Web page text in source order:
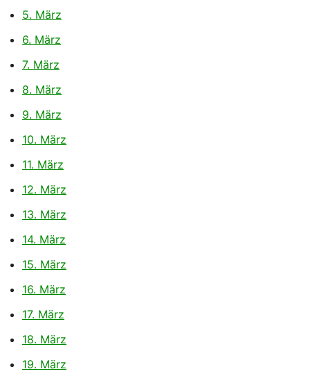
5. März
6. März
7. März
8. März
9. März
10. März
11. März
12. März
13. März
14. März
15. März
16. März
17. März
18. März
19. März